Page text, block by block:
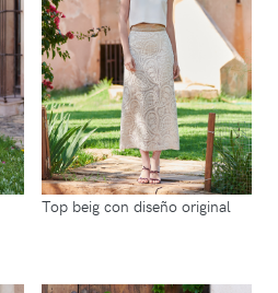
Top beig con diseño original